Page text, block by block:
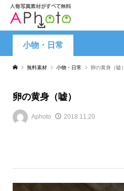
小物・日常
無料素材 小物・日常 卵の黄身（嘘）
卵の黄身（嘘）
Aphoto 2018.11.20